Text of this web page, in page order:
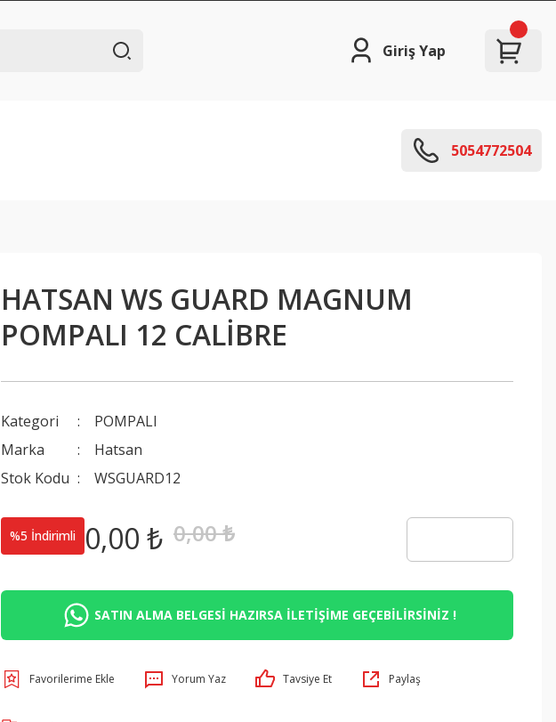
Giriş Yap
5054772504
HATSAN WS GUARD MAGNUM
POMPALI 12 CALİBRE
Kategori
POMPALI
Marka
Hatsan
Stok Kodu
WSGUARD12
%5 İndirimli 0,00 ₺ 0,00 ₺
SATIN ALMA BELGESİ HAZIRSA İLETİŞİME GEÇEBİLİRSİNİZ !
Yorum Yaz Tavsiye Et Paylaş